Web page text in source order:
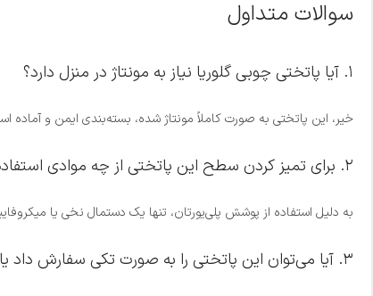
سوالات متداول
۱. آیا پاتختی چوبی گلوریا نیاز به مونتاژ در منزل دارد؟
خیر، این پاتختی به صورت کاملاً مونتاژ شده، بسته‌بندی ایمن و
۲. برای تمیز کردن سطح این پاتختی از چه موادی استفاده کنیم؟
به دلیل استفاده از پوشش پلی‌یورتان، تنها یک دستمال نخی یا
۳. آیا می‌توان این پاتختی را به صورت تکی سفارش داد یا حتماً باید با ست دراور خریداری شود؟